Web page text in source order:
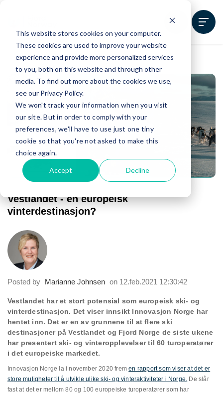
This website stores cookies on your computer.
These cookies are used to improve your website
experience and provide more personalized services
to you, both on this website and through other
media. To find out more about the cookies we use,
see our Privacy Policy.
We won't track your information when you visit
our site. But in order to comply with your
preferences, we'll have to use just one tiny
cookie so that you're not asked to make this
choice again.
Accept Decline
Vestlandet - en europeisk
vinterdestinasjon?
Posted by Marianne Johnsen on 12.feb.2021 12:30:42
Vestlandet har et stort potensial som europeisk ski- og
vinterdestinasjon. Det viser innsikt Innovasjon Norge har
hentet inn. Det er en av grunnene til at flere ski
destinasjoner på Vestlandet og Fjord Norge de siste ukene
har presentert ski- og vinteropplevelser til 60 turoperatører
i det europeiske markedet.
Innovasjon Norge la i november 2020 frem en rapport som viser at det er
store muligheter til å utvikle ulike ski- og vinteraktiviteter i Norge. De slår
fast at det er mellom 80 og 100 europeiske turoperatører som har